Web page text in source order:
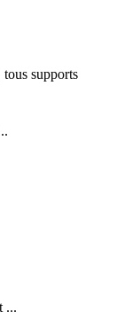
supports
...